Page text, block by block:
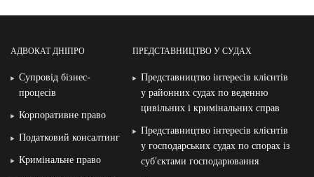
АДВОКАТ ДНІПРО
Супровід бізнес-
процесів
Корпоративне право
Податковий консалтинг
Кримінальне право
ПРЕДСТАВНИЦТВО У СУДАХ
Представництво інтересів клієнтів
у районних судах по веденню
цивільних і кримінальних справ
Представництво інтересів клієнтів
у господарських судах по спорах із
суб′єктами господарювання